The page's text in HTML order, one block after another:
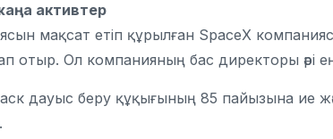
активтер
мақсат етіп құрылған SpaceX
отыр. Ол компанияның бас директоры әрі
дауыс беру құқығының 85 пайызына ие